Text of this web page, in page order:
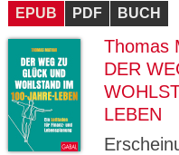
EPUB PDF BUCH
Thomas
DER
LEBEN